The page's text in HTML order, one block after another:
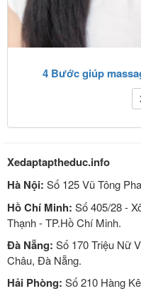
4 Bước giúp
Xedaptaptheduc.info
Hà Nội: Số 125 Vũ Tông
Hồ Chí Minh: Số 405/28 -
Thạnh - TP.Hồ Chí Minh.
Đà Nẵng: Số 170 Triệu Nữ
Châu, Đà Nẵng.
Hải Phòng: Số 210 Hàng